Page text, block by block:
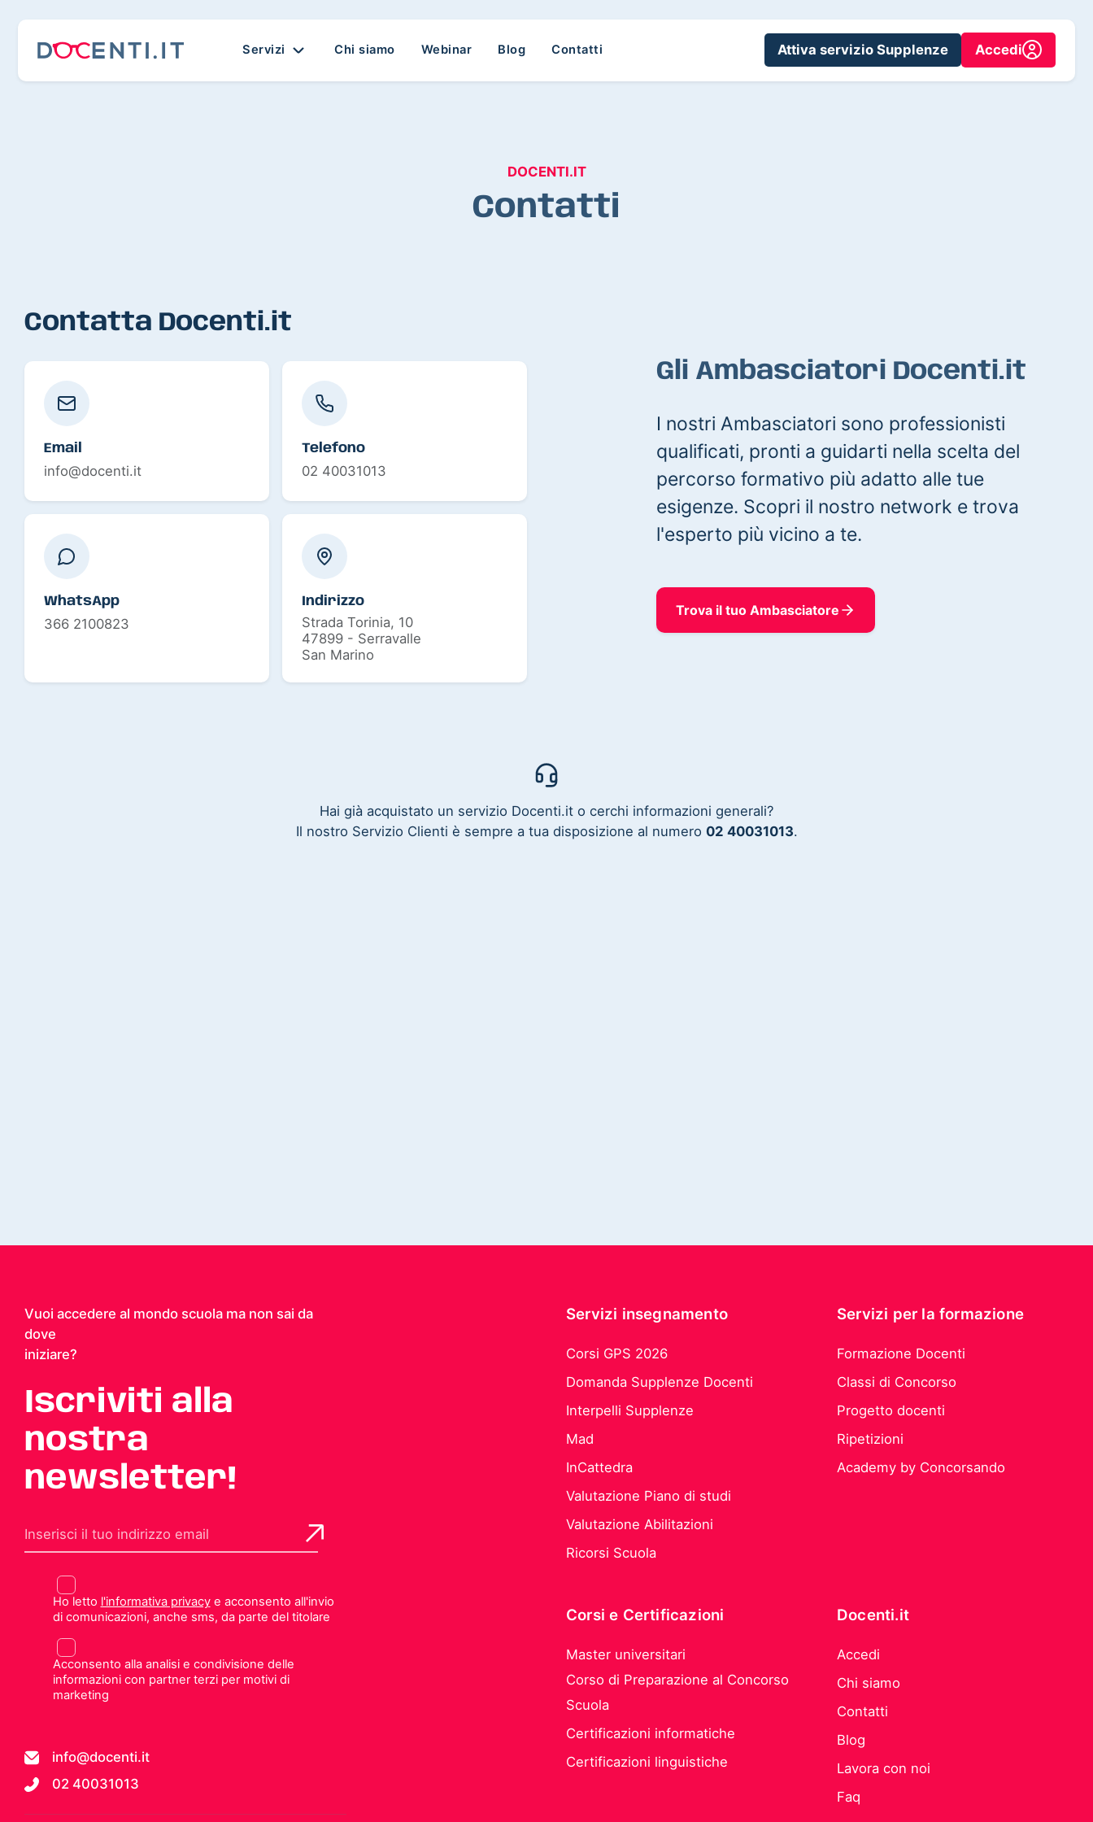
Servizi Chi siamo Webinar Blog Contatti Attiva servizio Supplenze Accedi
DOCENTI.IT
Contatti
Contatta Docenti.it
Email
info@docenti.it
Telefono
02 40031013
WhatsApp
366 2100823
Indirizzo
Strada Torinia, 10
47899 - Serravalle
San Marino
Gli Ambasciatori Docenti.it
I nostri Ambasciatori sono professionisti
qualificati, pronti a guidarti nella scelta del
percorso formativo più adatto alle tue
esigenze. Scopri il nostro network e trova
l'esperto più vicino a te.
Trova il tuo Ambasciatore
Hai già acquistato un servizio Docenti.it o cerchi informazioni generali?
Il nostro Servizio Clienti è sempre a tua disposizione al numero 02 40031013.
Vuoi accedere al mondo scuola ma non sai da
dove
iniziare?
Iscriviti alla
nostra
newsletter!
Ho letto l'informativa privacye acconsento all'invio
di comunicazioni, anche sms, da parte del titolare
Acconsento alla analisi e condivisione delle
informazioni con partner terzi per motivi di
marketing
info@docenti.it
02 40031013
Servizi insegnamento
Corsi GPS 2026
Domanda Supplenze Docenti
Interpelli Supplenze
Mad
InCattedra
Valutazione Piano di studi
Valutazione Abilitazioni
Ricorsi Scuola
Servizi per la formazione
Formazione Docenti
Classi di Concorso
Progetto docenti
Ripetizioni
Academy by Concorsando
Corsi e Certificazioni
Master universitari
Corso di Preparazione al Concorso
Scuola
Certificazioni informatiche
Certificazioni linguistiche
Docenti.it
Accedi
Chi siamo
Contatti
Blog
Lavora con noi
Faq